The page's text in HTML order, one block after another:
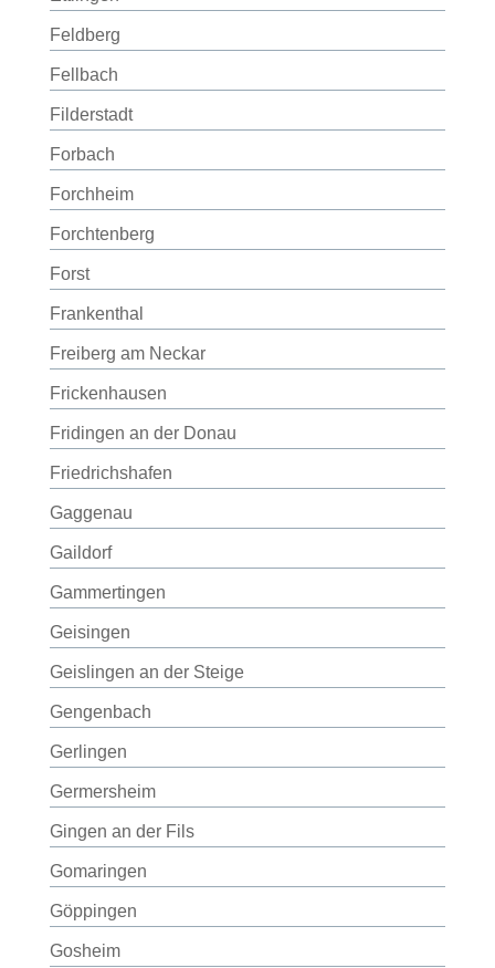
Feldberg
Fellbach
Filderstadt
Forbach
Forchheim
Forchtenberg
Forst
Frankenthal
Freiberg am Neckar
Frickenhausen
Fridingen an der Donau
Friedrichshafen
Gaggenau
Gaildorf
Gammertingen
Geisingen
Geislingen an der Steige
Gengenbach
Gerlingen
Germersheim
Gingen an der Fils
Gomaringen
Göppingen
Gosheim